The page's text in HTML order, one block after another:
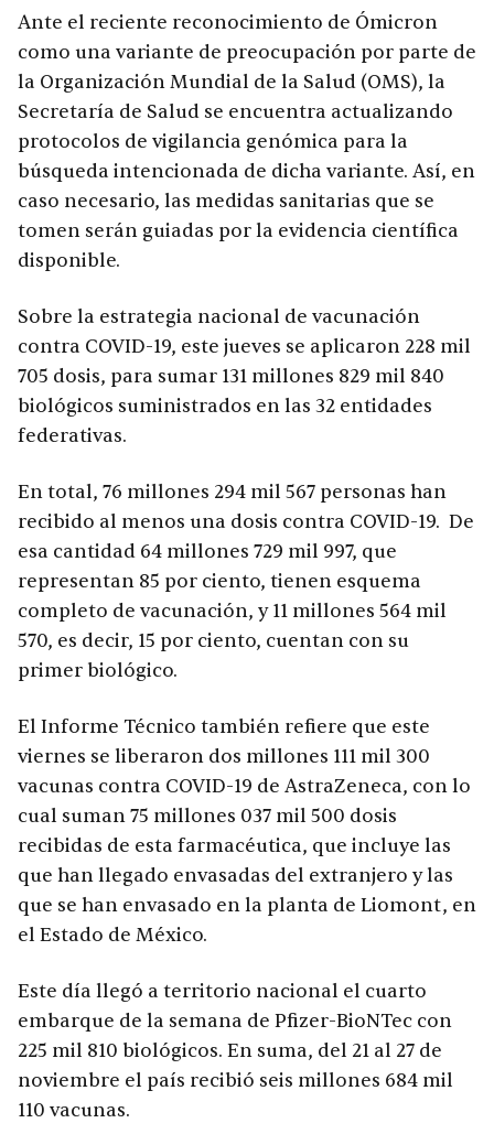
Ante el reciente reconocimiento de Ómicron
como una variante de preocupación por parte de
la Organización Mundial de la Salud (OMS), la
Secretaría de Salud se encuentra actualizando
protocolos de vigilancia genómica para la
búsqueda intencionada de dicha variante. Así, en
caso necesario, las medidas sanitarias que se
tomen serán guiadas por la evidencia científica
disponible.
Sobre la estrategia nacional de vacunación
contra COVID-19, este jueves se aplicaron 228 mil
705 dosis, para sumar 131 millones 829 mil 840
biológicos suministrados en las 32 entidades
federativas.
En total, 76 millones 294 mil 567 personas han
recibido al menos una dosis contra COVID-19. De
esa cantidad 64 millones 729 mil 997, que
representan 85 por ciento, tienen esquema
completo de vacunación, y 11 millones 564 mil
570, es decir, 15 por ciento, cuentan con su
primer biológico.
El Informe Técnico también refiere que este
viernes se liberaron dos millones 111 mil 300
vacunas contra COVID-19 de AstraZeneca, con lo
cual suman 75 millones 037 mil 500 dosis
recibidas de esta farmacéutica, que incluye las
que han llegado envasadas del extranjero y las
que se han envasado en la planta de Liomont, en
el Estado de México.
Este día llegó a territorio nacional el cuarto
embarque de la semana de Pfizer-BioNTec con
225 mil 810 biológicos. En suma, del 21 al 27 de
noviembre el país recibió seis millones 684 mil
110 vacunas.